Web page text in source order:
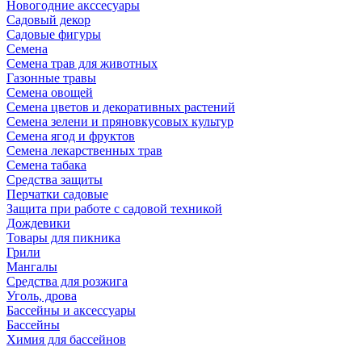
Новогодние акссесуары
Садовый декор
Садовые фигуры
Семена
Семена трав для животных
Газонные травы
Семена овощей
Семена цветов и декоративных растений
Семена зелени и пряновкусовых культур
Семена ягод и фруктов
Семена лекарственных трав
Семена табака
Средства защиты
Перчатки садовые
Защита при работе с садовой техникой
Дождевики
Товары для пикника
Грили
Мангалы
Средства для розжига
Уголь, дрова
Бассейны и аксессуары
Бассейны
Химия для бассейнов